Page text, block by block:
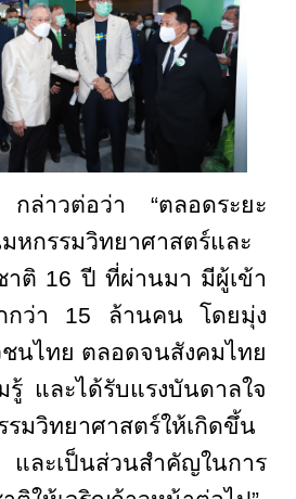
กล่าวต่อว่า “ตลอดระยะ
มหกรรมวิทยาศาสตร์และ
าติ 16 ปี ที่ผ่านมา มีผู้เข้า
กกว่า 15 ล้านคน โดยมุ่ง
ชนไทย ตลอดจนสังคมไทย
รู้ และได้รับแรงบันดาลใจ
รมวิทยาศาสตร์ให้เกิดขึ้น
ะเป็นส่วนสำคัญในการ